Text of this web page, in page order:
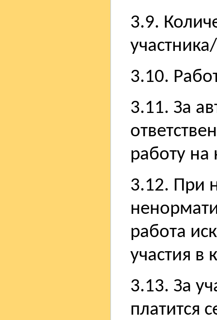
3.9.
3.10.
3.11. За
работу на
3.12. При
работа
участия в
3.13. За
платится